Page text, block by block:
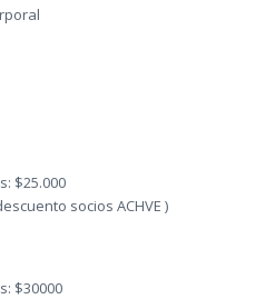
$25.000
socios ACHVE )
$30000